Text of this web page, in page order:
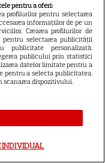
pentru a oferi:
profilurilor pentru selectarea
informațiilor de pe un
Crearea profilurilor de
pentru selectarea publicității
publicitate personalizată.
publicului prin statistici
datelor limitate pentru a
pentru a selecta publicitatea.
scanarea dispozitivului.
INDIVIDUAL